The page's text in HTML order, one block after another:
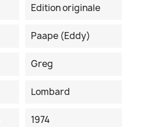
Edition originale
Paape (Eddy)
Greg
Lombard
1974